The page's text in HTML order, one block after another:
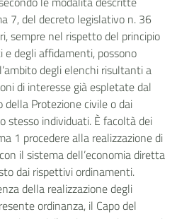
7, del decreto legislativo n. 36
sempre nel rispetto del principio
degli affidamenti, possono
degli elenchi risultanti a
di interesse già espletate dal
della Protezione civile o dai
stesso individuati. È facoltà dei
1 procedere alla realizzazione di
il sistema dell’economia diretta
dai rispettivi ordinamenti.
della realizzazione degli
ordinanza, il Capo del